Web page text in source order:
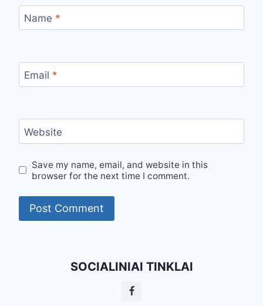
Name *
Email *
Website
Save my name, email, and website in this
browser for the next time I comment.
SOCIALINIAI TINKLAI